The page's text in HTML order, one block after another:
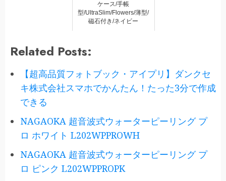
ケース/手帳
型/UltraSlim/Flowers/薄型/
磁石付き/ネイビー
Related Posts:
【超高品質フォトブック・アイプリ】ダンクセ
キ株式会社スマホでかんたん！たった3分で作成
できる
NAGAOKA 超音波式ウォーターピーリング プ
ロ ホワイト L202WPPROWH
NAGAOKA 超音波式ウォーターピーリング プ
ロ ピンク L202WPPROPK